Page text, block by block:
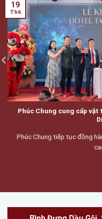
Phúc Chung cung cấp vật
Phúc Chung tiếp tục đồng
19
Th6